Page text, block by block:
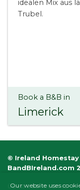
idealen Mix aus
Trubel.
Book a B&B in
Limerick
© Ireland
BandBIreland.com
ÜBER B&B IRELAND
Our website uses